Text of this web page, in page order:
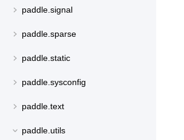
paddle.signal
paddle.sparse
paddle.static
paddle.sysconfig
paddle.text
paddle.utils